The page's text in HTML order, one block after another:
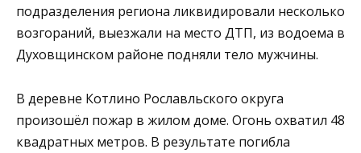
подразделения региона ликвидировали несколько
возгораний, выезжали на место ДТП, из водоема в
Духовщинском районе подняли тело мужчины.
В деревне Котлино Рославльского округа
произошёл пожар в жилом доме. Огонь охватил 48
квадратных метров. В результате погибла